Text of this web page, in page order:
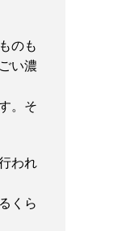
のも
い濃
。そ
われ
くら